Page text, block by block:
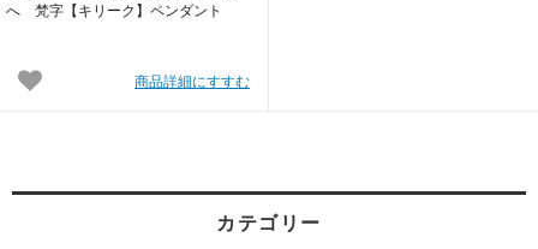
へ 梵字【キリーク】ペンダント
商品詳細にすすむ
カテゴリー